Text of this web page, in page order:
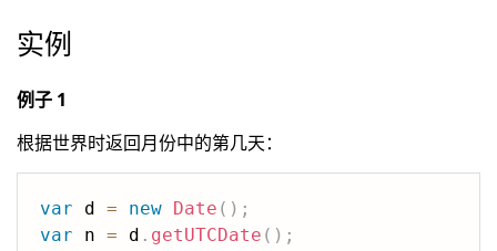
实例
例子 1
根据世界时返回月份中的第几天：
var d = new Date ( ) ;
var n = d . getUTCDate ( ) ;